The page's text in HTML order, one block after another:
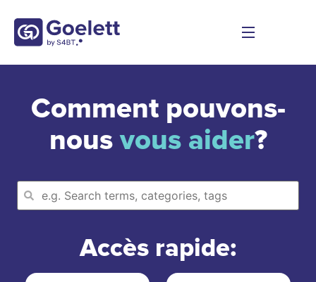
Comment pouvons-
nousvous aider?
Accès rapide: